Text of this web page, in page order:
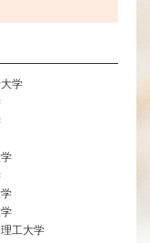
学
工大学